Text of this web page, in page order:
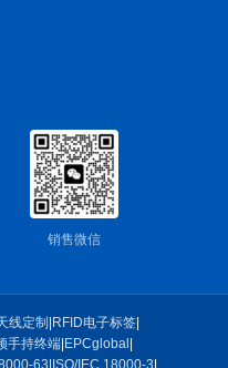
销售微信
线定制 RFID电子标签|
手持终端| EPCglobal